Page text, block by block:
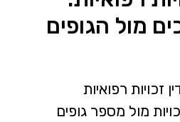
מול הגופים
זכויות רפואיות
מול מספר גופים